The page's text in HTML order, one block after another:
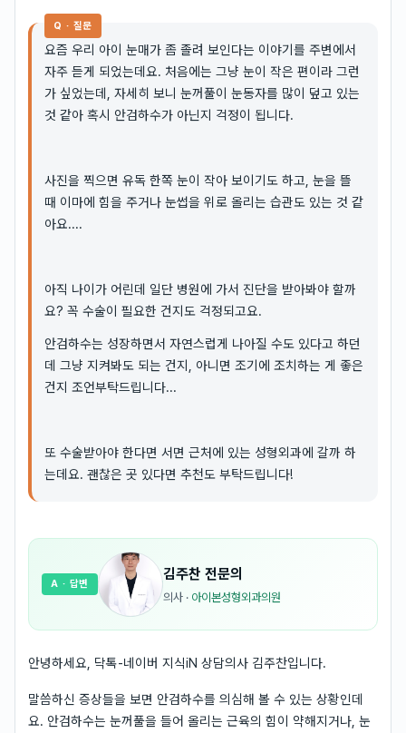
Q · 질문
요즘 우리 아이 눈매가 좀 졸려 보인다는 이야기를 주변에서
자주 듣게 되었는데요. 처음에는 그냥 눈이 작은 편이라 그런
가 싶었는데, 자세히 보니 눈꺼풀이 눈동자를 많이 덮고 있는
것 같아 혹시 안검하수가 아닌지 걱정이 됩니다.
사진을 찍으면 유독 한쪽 눈이 작아 보이기도 하고, 눈을 뜰
때 이마에 힘을 주거나 눈썹을 위로 올리는 습관도 있는 것 같
아요....
아직 나이가 어린데 일단 병원에 가서 진단을 받아봐야 할까
요? 꼭 수술이 필요한 건지도 걱정되고요.
안검하수는 성장하면서 자연스럽게 나아질 수도 있다고 하던
데 그냥 지켜봐도 되는 건지, 아니면 조기에 조치하는 게 좋은
건지 조언부탁드립니다...
또 수술받아야 한다면 서면 근처에 있는 성형외과에 갈까 하
는데요. 괜찮은 곳 있다면 추천도 부탁드립니다!
김주찬 전문의
의사 · 아이본성형외과의원
A · 답변
안녕하세요, 닥톡-네이버 지식iN 상담의사 김주찬입니다.
말씀하신 증상들을 보면 안검하수를 의심해 볼 수 있는 상황인데
요. 안검하수는 눈꺼풀을 들어 올리는 근육의 힘이 약해지거나, 눈